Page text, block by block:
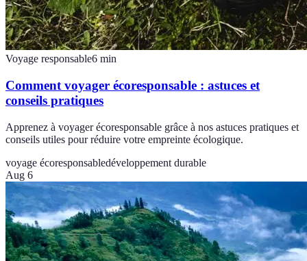
Voyage responsable6 min
Comment voyager écoresponsable : astuces et
conseils pratiques
Apprenez à voyager écoresponsable grâce à nos astuces pratiques et
conseils utiles pour réduire votre empreinte écologique.
voyage écoresponsabledéveloppement durable
Aug 6